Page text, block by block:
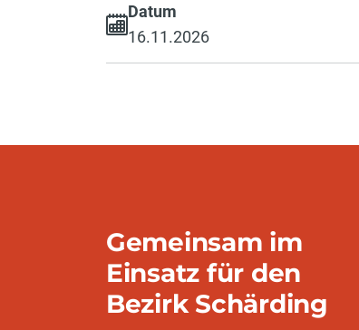
Datum
16.11.2026
Gemeinsam im
Einsatz für den
Bezirk Schärding